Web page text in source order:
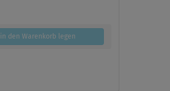
in den Warenkorb legen